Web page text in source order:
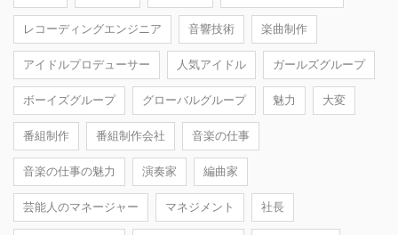
レコーディングエンジニア 音響技術 楽曲制作
アイドルプロデューサー 人気アイドル ガールズグループ
ボーイズグループ グローバルグループ 魅力 大変
番組制作 番組制作会社 音楽の仕事
音楽の仕事の魅力 演奏家 編曲家
芸能人のマネージャー マネジメント 社長